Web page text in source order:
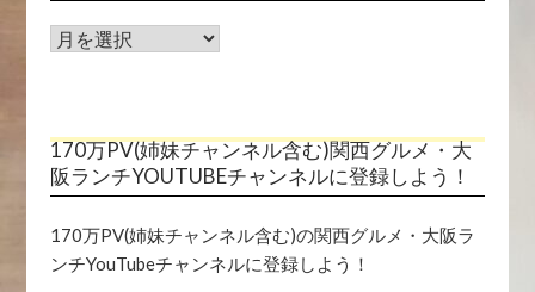
記
170万PV(姉妹チャンネル含む)関西グルメ・大
阪ランチYOUTUBEチャンネルに登録しよう！
170万PV(姉妹チャンネル含む)の関西グルメ・大阪ラ
ンチYouTubeチャンネルに登録しよう！